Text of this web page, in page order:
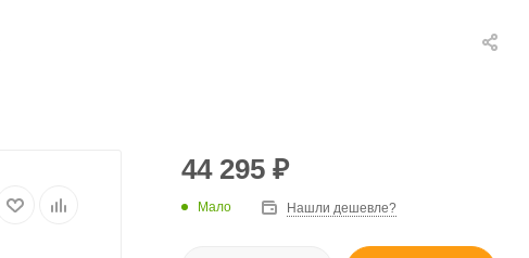
44 295 ₽
Мало Нашли дешевле?